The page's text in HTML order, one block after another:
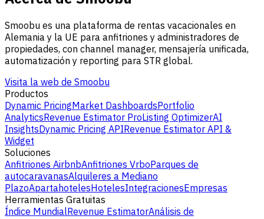
Smoobu es una plataforma de rentas vacacionales en
Alemania y la UE para anfitriones y administradores de
propiedades, con channel manager, mensajería unificada,
automatización y reporting para STR global.
Visita la web de Smoobu
Productos
Dynamic PricingMarket DashboardsPortfolio
AnalyticsRevenue Estimator ProListing OptimizerAI
InsightsDynamic Pricing APIRevenue Estimator API &
Widget
Soluciones
Anfitriones AirbnbAnfitriones VrboParques de
autocaravanasAlquileres a Mediano
PlazoApartahotelesHotelesIntegracionesEmpresas
Herramientas Gratuitas
Índice MundialRevenue EstimatorAnálisis de